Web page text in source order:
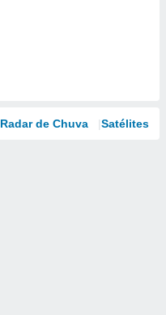
Radar de Chuva Satélites